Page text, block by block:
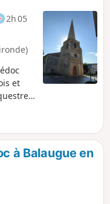
2h 05
et
Il
voir
à Balaugue en